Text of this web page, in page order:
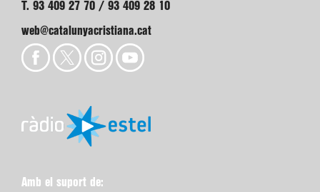
T. 93 409 27 70 / 93 409 28 10
web@catalunyacristiana.cat
Amb el suport de: